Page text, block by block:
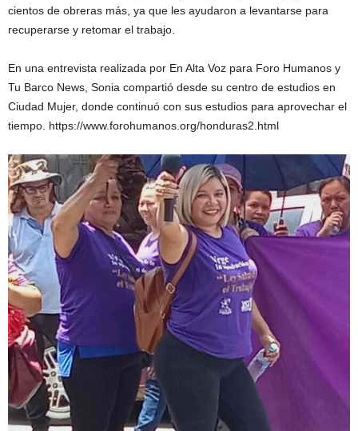
cientos de obreras más, ya que les ayudaron a levantarse para
recuperarse y retomar el trabajo.
En una entrevista realizada por En Alta Voz para Foro Humanos y
Tu Barco News, Sonia compartió desde su centro de estudios en
Ciudad Mujer, donde continuó con sus estudios para aprovechar el
tiempo. https://www.forohumanos.org/honduras2.html